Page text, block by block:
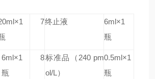
7终止液
6ml×1
瓶
6ml×1
瓶
8标准品
（240 pm
ol/L）
0.5ml×1
瓶